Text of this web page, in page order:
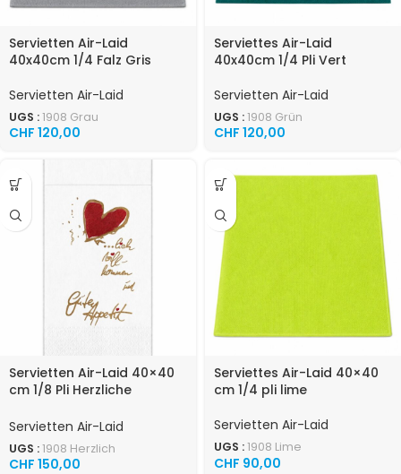
Servietten Air-Laid
40x40cm 1/4 Falz Gris
Servietten Air-Laid
UGS :1908 Grau
CHF 120,00
Serviettes Air-Laid
40x40cm 1/4 Pli Vert
Servietten Air-Laid
UGS :1908 Grün
CHF 120,00
Servietten Air-Laid 40×40
cm 1/8 Pli Herzliche
Servietten Air-Laid
UGS :1908 Herzlich
CHF 150,00
Serviettes Air-Laid 40×40
cm 1/4 pli lime
Servietten Air-Laid
UGS :1908 Lime
CHF 90,00